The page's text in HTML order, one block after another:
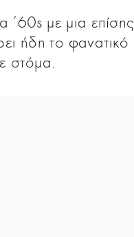
’60s με μια επίσης
ήδη το φανατικό
στόμα.